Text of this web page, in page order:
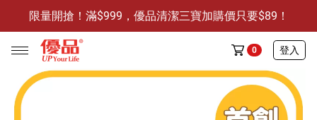
限量開搶！滿$999，優品清潔三寶加購價只要$89！
防霉清潔好幫手-任3件贈保濕抗菌洗手乳
限量開搶！滿$999，優品清潔三寶加購價只要$89！
0 登入